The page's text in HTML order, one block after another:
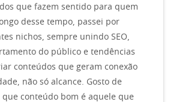
que fazem sentido para quem
desse tempo, passei por
nichos, sempre unindo SEO,
do público e tendências
conteúdos que geram conexão
não só alcance. Gosto de
que conteúdo bom é aquele que